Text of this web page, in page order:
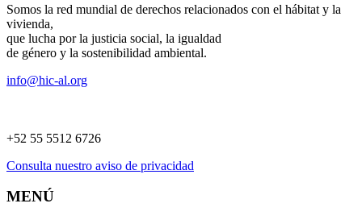
Somos la red mundial de derechos relacionados con el hábitat y la
vivienda,
que lucha por la justicia social, la igualdad
de género y la sostenibilidad ambiental.
info@hic-al.org
+52 55 5512 6726
Consulta nuestro aviso de privacidad
MENÚ